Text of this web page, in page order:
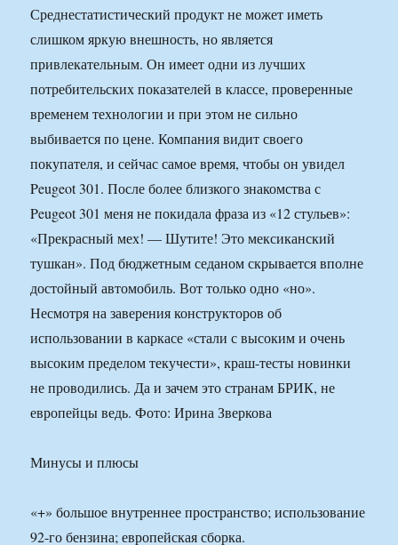
Среднестатистический продукт не может иметь
слишком яркую внешность, но является
привлекательным. Он имеет одни из лучших
потребительских показателей в классе, проверенные
временем технологии и при этом не сильно
выбивается по цене. Компания видит своего
покупателя, и сейчас самое время, чтобы он увидел
Peugeot 301. После более близкого знакомства с
Peugeot 301 меня не покидала фраза из «12 стульев»:
«Прекрасный мех! — Шутите! Это мексиканский
тушкан». Под бюджетным седаном скрывается вполне
достойный автомобиль. Вот только одно «но».
Несмотря на заверения конструкторов об
использовании в каркасе «стали с высоким и очень
высоким пределом текучести», краш-тесты новинки
не проводились. Да и зачем это странам БРИК, не
европейцы ведь. Фото: Ирина Зверкова
Минусы и плюсы
«+» большое внутреннее пространство; использование
92-го бензина; европейская сборка.